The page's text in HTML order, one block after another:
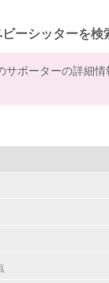
ーシッターを検
サポーターの詳細